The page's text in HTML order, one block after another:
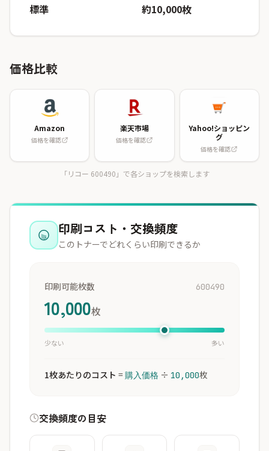
標準 約10,000枚
価格比較
Amazon
価格を確認
楽天市場
価格を確認
Yahoo!ショッピン
グ
価格を確認
「リコー 600490」で各ショップを検索します
印刷コスト・交換頻度
このトナーでどれくらい印刷できるか
印刷可能枚数
10,000枚
600490
少ない 多い
1枚あたりのコスト =購入価格 ÷ 10,000枚
交換頻度の目安